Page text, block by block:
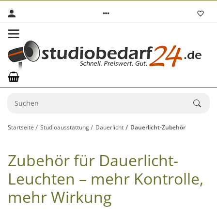
Startseite Studioausstattung Dauerlicht Dauerlicht-Zubehör
Zubehör für Dauerlicht-
Leuchten – mehr Kontrolle,
mehr Wirkung